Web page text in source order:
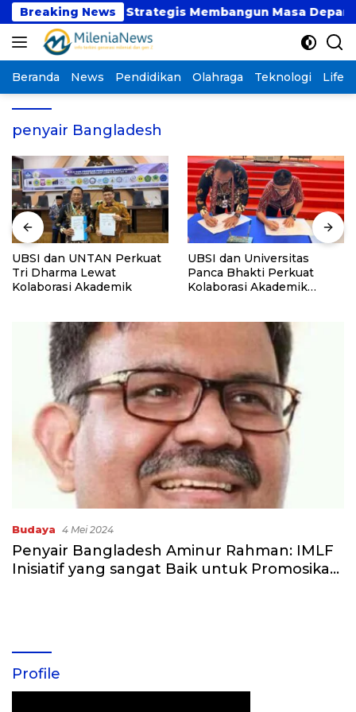
Langsung
ke
konten
Breaking News
atau Langkah Strategis Membangun Masa Depan?
Beranda News Pendidikan Olahraga Teknologi
penyair Bangladesh
UBSI dan UNTAN Perkuat
Tri Dharma Lewat
Kolaborasi Akademik
UBSI dan Universitas
Panca Bhakti Perkuat
Kolaborasi Akademik
Budaya 4 Mei 2024
Penyair Bangladesh Aminur Rahman: IMLF
Inisiatif yang sangat Baik untuk Promosikan
Profile